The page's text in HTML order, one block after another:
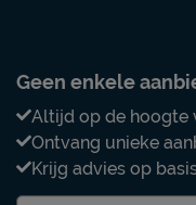
Geen enkele
Altijd op de hoogte
Ontvang unieke
Krijg advies op